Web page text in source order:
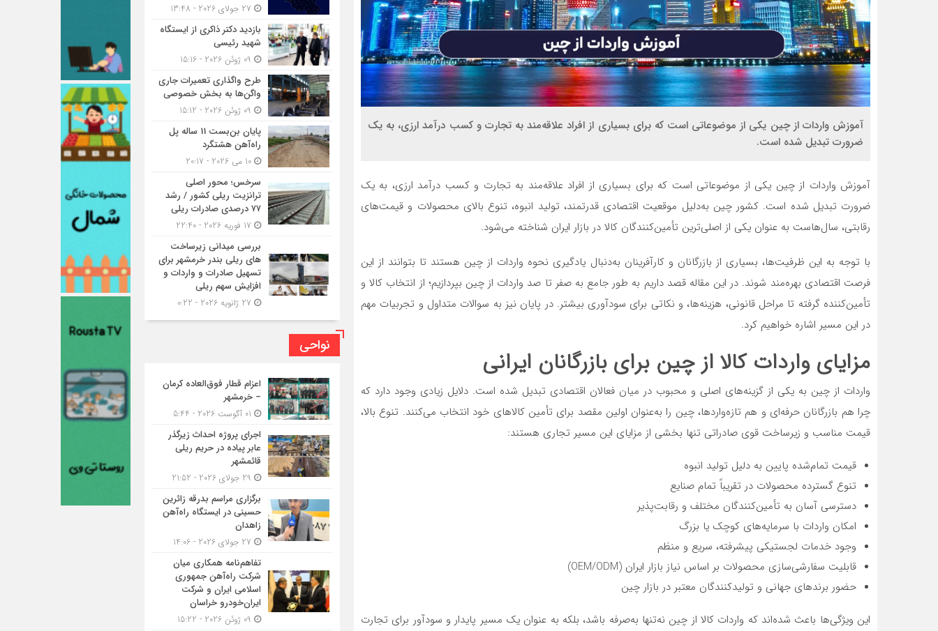
آموزش واردات از چین یکی از موضوعاتی است که برای بسیاری از افراد علاقه‌مند به تجارت و کسب درآمد ارزی، به یک
ضرورت تبدیل شده است.
آموزش واردات از چین یکی از موضوعاتی است که برای بسیاری از افراد علاقه‌مند به تجارت و کسب درآمد ارزی، به یک
ضرورت تبدیل شده است. کشور چین به‌دلیل موقعیت اقتصادی قدرتمند، تولید انبوه، تنوع بالای محصولات و قیمت‌های
رقابتی، سال‌هاست به عنوان یکی از اصلی‌ترین تأمین‌کنندگان کالا در بازار ایران شناخته می‌شود.
با توجه به این ظرفیت‌ها، بسیاری از بازرگانان و کارآفرینان به‌دنبال یادگیری نحوه واردات از چین هستند تا بتوانند از این
فرصت اقتصادی بهره‌مند شوند. در این مقاله قصد داریم به طور جامع به صفر تا صد واردات از چین بپردازیم؛ از انتخاب کالا و
تأمین‌کننده گرفته تا مراحل قانونی، هزینه‌ها، و نکاتی برای سودآوری بیشتر. در پایان نیز به سوالات متداول و تجربیات مهم
در این مسیر اشاره خواهیم کرد.
مزایای واردات کالا از چین برای بازرگانان ایرانی
واردات از چین به یکی از گزینه‌های اصلی و محبوب در میان فعالان اقتصادی تبدیل شده است. دلایل زیادی وجود دارد که
چرا هم بازرگانان حرفه‌ای و هم تازه‌واردها، چین را به‌عنوان اولین مقصد برای تأمین کالاهای خود انتخاب می‌کنند. تنوع بالا،
قیمت مناسب و زیرساخت قوی صادراتی تنها بخشی از مزایای این مسیر تجاری هستند:
قیمت تمام‌شده پایین به دلیل تولید انبوه
تنوع گسترده محصولات در تقریباً تمام صنایع
دسترسی آسان به تأمین‌کنندگان مختلف و رقابت‌پذیر
امکان واردات با سرمایه‌های کوچک یا بزرگ
وجود خدمات لجستیکی پیشرفته، سریع و منظم
قابلیت سفارشی‌سازی محصولات بر اساس نیاز بازار ایران (OEM/ODM)
حضور برندهای جهانی و تولیدکنندگان معتبر در بازار چین
این ویژگی‌ها باعث شده‌اند که واردات کالا از چین نه‌تنها به‌صرفه باشد، بلکه به عنوان یک مسیر پایدار و سودآور برای تجارت
بازدید دکتر ذاکری از ایستگاه
شهید رئیسی
طرح واگذاری تعمیرات جاری
واگن‌ها به بخش خصوصی
پایان بن‌بست 11 ساله پل
راه‌آهن هشتگرد
سرخس؛ محور اصلی
ترانزیت ریلی کشور / رشد
۷۷ درصدی صادرات ریلی
بررسی میدانی زیرساخت
های ریلی بندر خرمشهر برای
تسهیل صادرات و واردات و
افزایش سهم ریلی
نواحی
اعزام قطار فوق‌العاده کرمان
– خرمشهر
اجرای پروژه احداث زیرگذر
عابر پیاده در حریم ریلی
قائمشهر
برگزاری مراسم بدرقه زائرین
حسینی در ایستگاه راه‌آهن
زاهدان
تفاهم‌نامه همکاری میان
شرکت راه‌آهن جمهوری
اسلامی ایران و شرکت
ایران‌خودرو خراسان